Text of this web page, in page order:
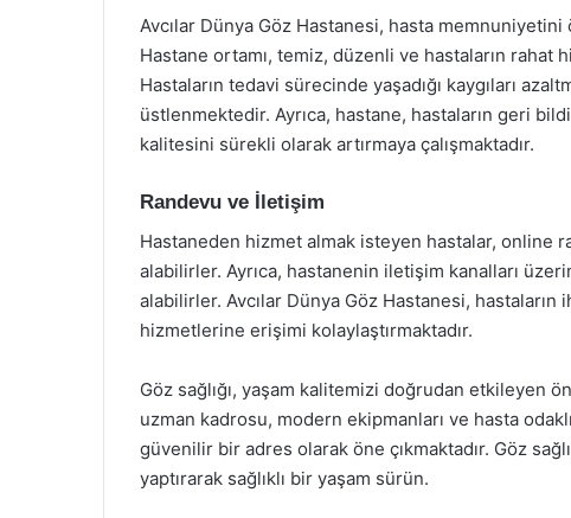
Avcılar Dünya Göz Hastanesi, hasta
Hastane ortamı, temiz, düzenli ve hastaların rahat
Hastaların tedavi sürecinde yaşadığı kaygıları
üstlenmektedir. Ayrıca, hastane, hastaların geri
kalitesini sürekli olarak artırmaya çalışmaktadır.
Randevu ve İletişim
Hastaneden hizmet almak isteyen hastalar, online
alabilirler. Ayrıca, hastanenin iletişim kanalları
alabilirler. Avcılar Dünya Göz Hastanesi, hastaların
hizmetlerine erişimi kolaylaştırmaktadır.
Göz sağlığı, yaşam kalitemizi doğrudan etkileyen
uzman kadrosu, modern ekipmanları ve hasta
güvenilir bir adres olarak öne çıkmaktadır. Göz
yaptırarak sağlıklı bir yaşam sürün.